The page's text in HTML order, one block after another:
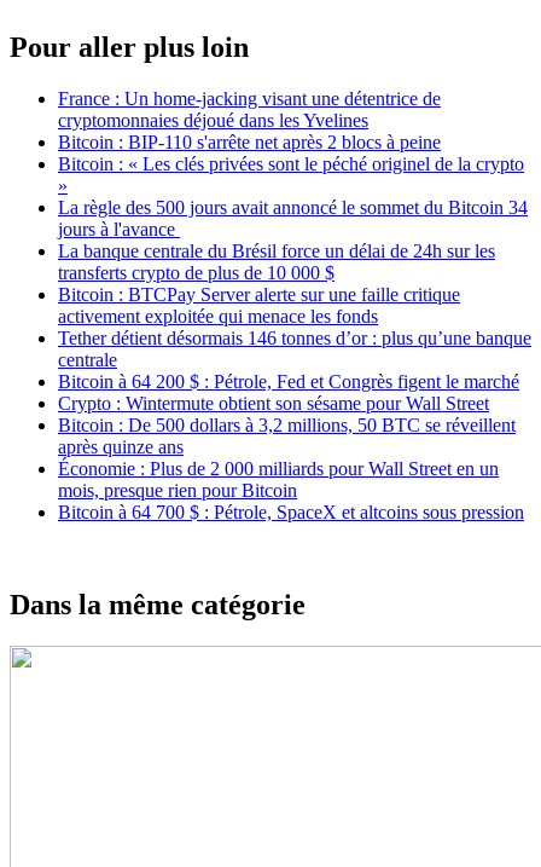
Pour aller plus loin
France : Un home-jacking visant une détentrice de
cryptomonnaies déjoué dans les Yvelines
Bitcoin : BIP-110 s'arrête net après 2 blocs à peine
Bitcoin : « Les clés privées sont le péché originel de la crypto
»
La règle des 500 jours avait annoncé le sommet du Bitcoin 34
jours à l'avance
La banque centrale du Brésil force un délai de 24h sur les
transferts crypto de plus de 10 000 $
Bitcoin : BTCPay Server alerte sur une faille critique
activement exploitée qui menace les fonds
Tether détient désormais 146 tonnes d’or : plus qu’une banque
centrale
Bitcoin à 64 200 $ : Pétrole, Fed et Congrès figent le marché
Crypto : Wintermute obtient son sésame pour Wall Street
Bitcoin : De 500 dollars à 3,2 millions, 50 BTC se réveillent
après quinze ans
Économie : Plus de 2 000 milliards pour Wall Street en un
mois, presque rien pour Bitcoin
Bitcoin à 64 700 $ : Pétrole, SpaceX et altcoins sous pression
Dans la même catégorie